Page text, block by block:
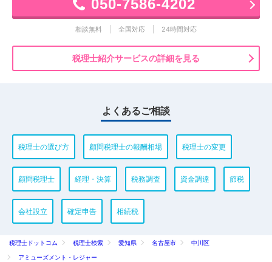
050-7586-4202
相談無料 全国対応 24時間対応
税理士紹介サービスの詳細を見る
よくあるご相談
税理士の選び方 顧問税理士の報酬相場 税理士の変更
顧問税理士 経理・決算 税務調査 資金調達 節税
会社設立 確定申告 相続税
税理士ドットコム 税理士検索 愛知県 名古屋市
中川区
アミューズメント・レジャー